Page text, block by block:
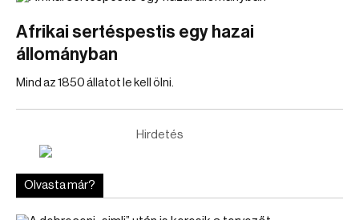
Afrikai sertéspestis egy hazai
állományban
Mind az 1850 állatot le kell ölni.
Hirdetés
Olvasta már?